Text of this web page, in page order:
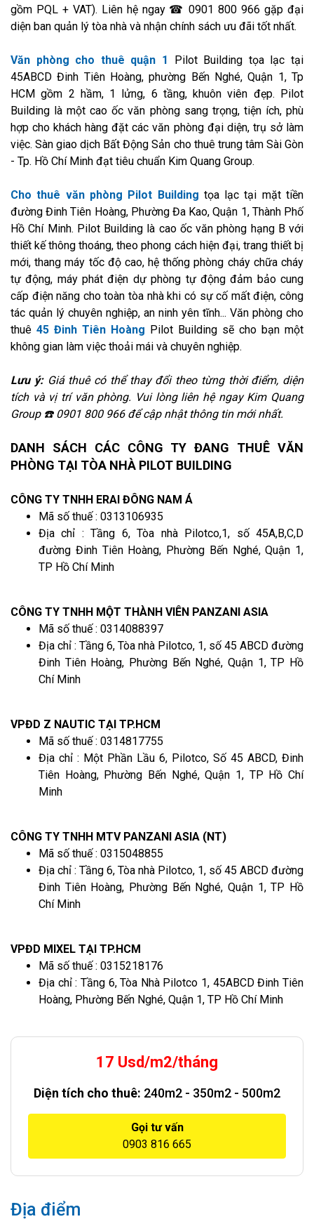
gồm PQL + VAT). Liên hệ ngay ☎ 0901 800 966 gặp đại
diện ban quản lý tòa nhà và nhận chính sách ưu đãi tốt nhất.
Văn phòng cho thuê quận 1
Pilot Building tọa lạc tại
45ABCD Đinh Tiên Hoàng, phường Bến Nghé, Quận 1, Tp
HCM gồm 2 hầm, 1 lửng, 6 tầng, khuôn viên đẹp. Pilot
Building là một cao ốc văn phòng sang trọng, tiện ích, phù
hợp cho khách hàng đặt các văn phòng đại diện, trụ sở làm
việc. Sàn giao dịch Bất Động Sản cho thuê trung tâm Sài Gòn
- Tp. Hồ Chí Minh đạt tiêu chuẩn Kim Quang Group.
Cho thuê văn phòng Pilot Building tọa lạc tại mặt tiền
đường Đinh Tiên Hoàng, Phường Đa Kao, Quận 1, Thành Phố
Hồ Chí Minh. Pilot Building là cao ốc văn phòng hạng B với
thiết kế thông thoáng, theo phong cách hiện đại, trang thiết bị
mới, thang máy tốc độ cao, hệ thống phòng cháy chữa cháy
tự động, máy phát điện dự phòng tự động đảm bảo cung
cấp điện năng cho toàn tòa nhà khi có sự cố mất điện, công
tác quản lý chuyên nghiệp, an ninh yên tĩnh... Văn phòng cho
thuê 45 Đinh Tiên Hoàng Pilot Building sẽ cho bạn một
không gian làm việc thoải mái và chuyên nghiệp.
Lưu ý:Giá thuê có thể thay đổi theo từng thời điểm, diện
tích và vị trí văn phòng. Vui lòng liên hệ ngay Kim Quang
Group ☎️ 0901 800 966 để cập nhật thông tin mới nhất.
DANH SÁCH CÁC CÔNG TY ĐANG THUÊ VĂN
PHÒNG TẠI TÒA NHÀ PILOT BUILDING
CÔNG TY TNHH ERAI ĐÔNG NAM Á
Mã số thuế : 0313106935
Địa chỉ : Tầng 6, Tòa nhà Pilotco,1, số 45A,B,C,D
đường Đinh Tiên Hoàng, Phường Bến Nghé, Quận 1,
TP Hồ Chí Minh
CÔNG TY TNHH MỘT THÀNH VIÊN PANZANI ASIA
Mã số thuế : 0314088397
Địa chỉ : Tầng 6, Tòa nhà Pilotco, 1, số 45 ABCD đường
Đinh Tiên Hoàng, Phường Bến Nghé, Quận 1, TP Hồ
Chí Minh
VPĐD Z NAUTIC TẠI TP.HCM
Mã số thuế : 0314817755
Địa chỉ : Một Phần Lầu 6, Pilotco, Số 45 ABCD, Đinh
Tiên Hoàng, Phường Bến Nghé, Quận 1, TP Hồ Chí
Minh
CÔNG TY TNHH MTV PANZANI ASIA (NT)
Mã số thuế : 0315048855
Địa chỉ : Tầng 6, Tòa nhà Pilotco, 1, số 45 ABCD đường
Đinh Tiên Hoàng, Phường Bến Nghé, Quận 1, TP Hồ
Chí Minh
VPĐD MIXEL TẠI TP.HCM
Mã số thuế : 0315218176
Địa chỉ : Tầng 6, Tòa Nhà Pilotco 1, 45ABCD Đinh Tiên
Hoàng, Phường Bến Nghé, Quận 1, TP Hồ Chí Minh
17 Usd/m2/tháng
Diện tích cho thuê: 240m2 - 350m2 - 500m2
Gọi tư vấn
0903 816 665
Địa điểm